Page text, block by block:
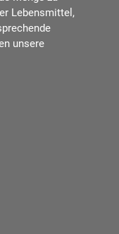
Lebensmittel,
unsere